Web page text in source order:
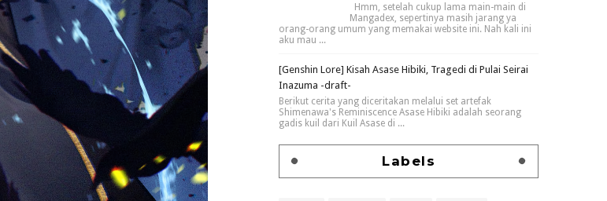
Hmm, setelah cukup lama main-main di
Mangadex, sepertinya masih jarang ya
orang-orang umum yang memakai website ini. Nah kali ini
aku mau ...
[Genshin Lore] Kisah Asase Hibiki, Tragedi di Pulai Seirai
Inazuma -draft-
Berikut cerita yang diceritakan melalui set artefak
Shimenawa's Reminiscence Asase Hibiki adalah seorang
gadis kuil dari Kuil Asase di ...
Labels